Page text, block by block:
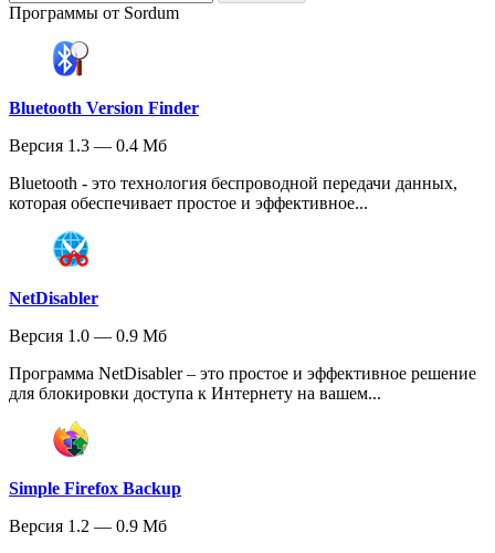
Программы от Sordum
Bluetooth Version Finder
Версия 1.3 — 0.4 Мб
Bluetooth - это технология беспроводной передачи данных,
которая обеспечивает простое и эффективное...
NetDisabler
Версия 1.0 — 0.9 Мб
Программа NetDisabler – это простое и эффективное решение
для блокировки доступа к Интернету на вашем...
Simple Firefox Backup
Версия 1.2 — 0.9 Мб